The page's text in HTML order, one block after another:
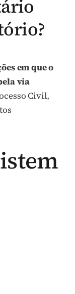
em que o
via
Civil,